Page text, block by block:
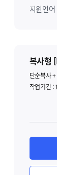
지원언어
복사형
단순복사
작업기간 :